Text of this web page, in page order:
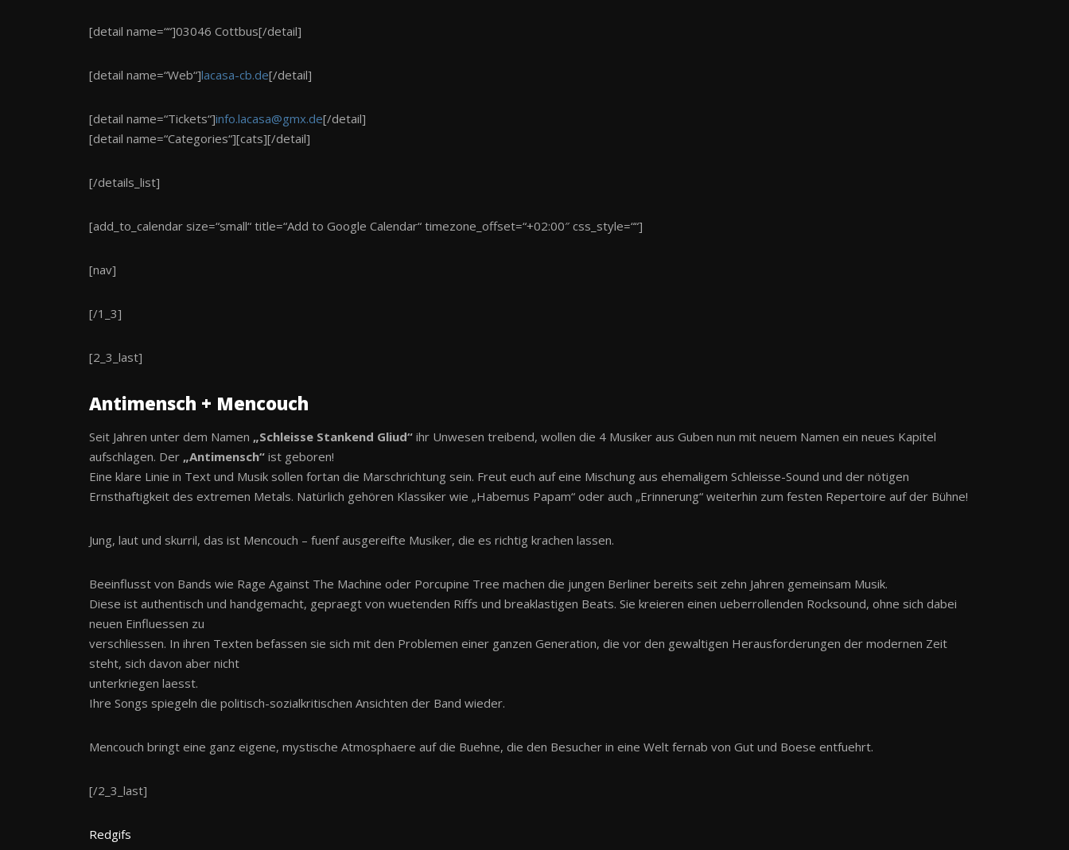
[detail name=““]03046 Cottbus[/detail]
[detail name=“Web“]lacasa-cb.de[/detail]
[detail name=“Tickets“]info.lacasa@gmx.de[/detail]
[detail name=“Categories“][cats][/detail]
[/details_list]
[add_to_calendar size=“small“ title=“Add to Google Calendar“ timezone_offset=“+02:00″ css_style=““]
[nav]
[/1_3]
[2_3_last]
Antimensch + Mencouch
Seit Jahren unter dem Namen „Schleisse Stankend Gliud“ ihr Unwesen treibend, wollen die 4 Musiker aus Guben nun mit neuem Namen ein neues Kapitel
aufschlagen. Der „Antimensch“ ist geboren!
Eine klare Linie in Text und Musik sollen fortan die Marschrichtung sein. Freut euch auf eine Mischung aus ehemaligem Schleisse-Sound und der nötigen
Ernsthaftigkeit des extremen Metals. Natürlich gehören Klassiker wie „Habemus Papam“ oder auch „Erinnerung“ weiterhin zum festen Repertoire auf der Bühne!
Jung, laut und skurril, das ist Mencouch – fuenf ausgereifte Musiker, die es richtig krachen lassen.
Beeinflusst von Bands wie Rage Against The Machine oder Porcupine Tree machen die jungen Berliner bereits seit zehn Jahren gemeinsam Musik.
Diese ist authentisch und handgemacht, gepraegt von wuetenden Riffs und breaklastigen Beats. Sie kreieren einen ueberrollenden Rocksound, ohne sich dabei
neuen Einfluessen zu
verschliessen. In ihren Texten befassen sie sich mit den Problemen einer ganzen Generation, die vor den gewaltigen Herausforderungen der modernen Zeit
steht, sich davon aber nicht
unterkriegen laesst.
Ihre Songs spiegeln die politisch-sozialkritischen Ansichten der Band wieder.
Mencouch bringt eine ganz eigene, mystische Atmosphaere auf die Buehne, die den Besucher in eine Welt fernab von Gut und Boese entfuehrt.
[/2_3_last]
Redgifs